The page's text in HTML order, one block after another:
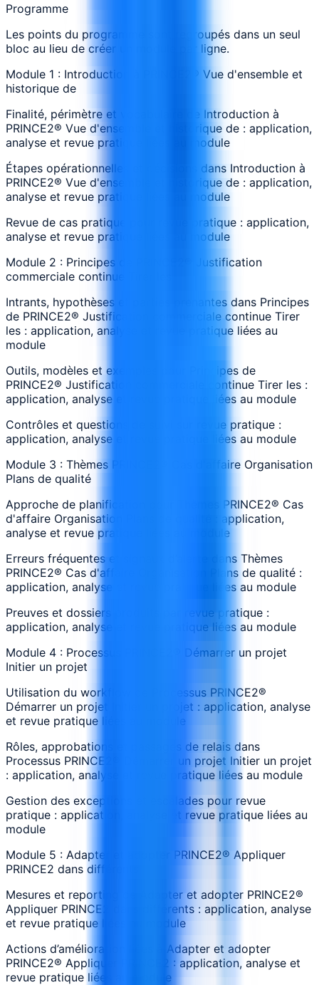
Programme
Les points du programme sont regroupés dans un seul
bloc au lieu de créer un module par ligne.
Module 1 : Introduction à PRINCE2® Vue d'ensemble et
historique de
Finalité, périmètre et vocabulaire de Introduction à
PRINCE2® Vue d'ensemble et historique de : application,
analyse et revue pratique liées au module
Étapes opérationnelles et décisions dans Introduction à
PRINCE2® Vue d'ensemble et historique de : application,
analyse et revue pratique liées au module
Revue de cas pratique pour revue pratique : application,
analyse et revue pratique liées au module
Module 2 : Principes de PRINCE2® Justification
commerciale continue Tirer les
Intrants, hypothèses et parties prenantes dans Principes
de PRINCE2® Justification commerciale continue Tirer
les : application, analyse et revue pratique liées au
module
Outils, modèles et exemples pour Principes de
PRINCE2® Justification commerciale continue Tirer les :
application, analyse et revue pratique liées au module
Contrôles et questions de suivi sur revue pratique :
application, analyse et revue pratique liées au module
Module 3 : Thèmes PRINCE2® Cas d'affaire Organisation
Plans de qualité
Approche de planification pour Thèmes PRINCE2® Cas
d'affaire Organisation Plans de qualité : application,
analyse et revue pratique liées au module
Erreurs fréquentes et signaux d’alerte dans Thèmes
PRINCE2® Cas d'affaire Organisation Plans de qualité :
application, analyse et revue pratique liées au module
Preuves et dossiers produits par revue pratique :
application, analyse et revue pratique liées au module
Module 4 : Processus PRINCE2® Démarrer un projet
Initier un projet
Utilisation du workflow de Processus PRINCE2®
Démarrer un projet Initier un projet : application, analyse
et revue pratique liées au module
Rôles, approbations et passages de relais dans
Processus PRINCE2® Démarrer un projet Initier un projet
: application, analyse et revue pratique liées au module
Gestion des exceptions et escalades pour revue
pratique : application, analyse et revue pratique liées au
module
Module 5 : Adapter et adopter PRINCE2® Appliquer
PRINCE2 dans différents
Mesures et reporting de Adapter et adopter PRINCE2®
Appliquer PRINCE2 dans différents : application, analyse
et revue pratique liées au module
Actions d’amélioration liées à Adapter et adopter
PRINCE2® Appliquer PRINCE2 : application, analyse et
revue pratique liées au module